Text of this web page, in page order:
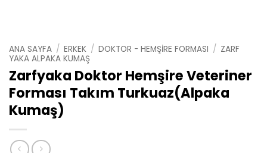
ANA SAYFA / ERKEK / DOKTOR - HEMŞIRE FORMASI / ZARF
YAKA ALPAKA KUMAŞ
Zarfyaka Doktor Hemşire Veteriner
Forması Takım Turkuaz(Alpaka
Kumaş)